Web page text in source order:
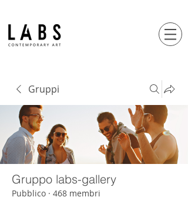
Gruppi
Gruppo labs-gallery
Pubblico · 468 membri